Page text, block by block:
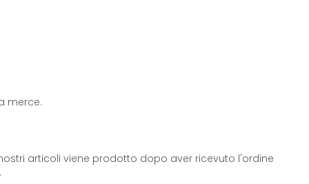
merce.
articoli viene prodotto dopo aver ricevuto l'ordine